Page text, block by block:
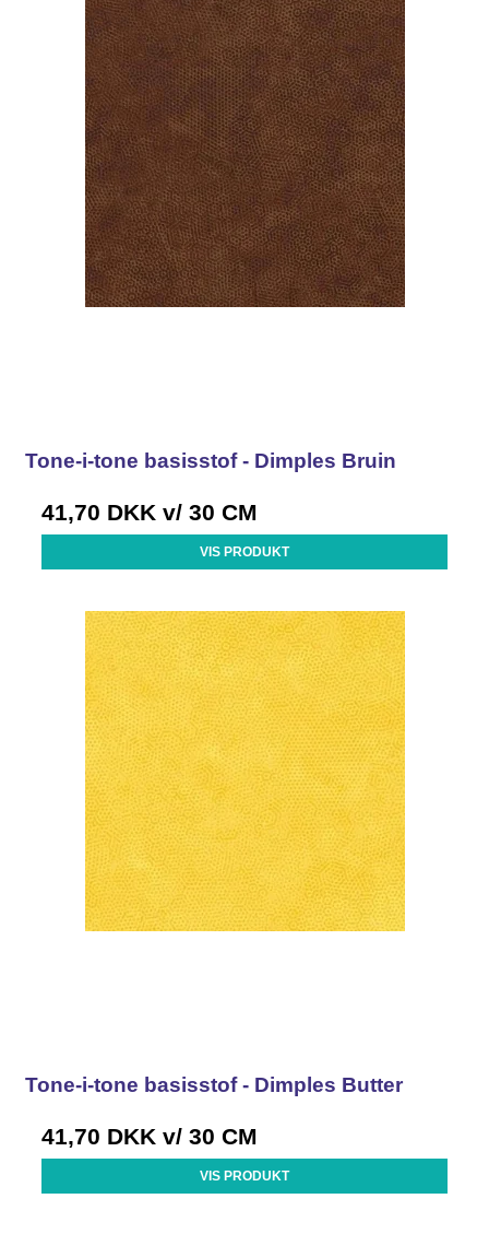
Tone-i-tone basisstof - Dimples Bruin
41,70 DKK v/ 30 CM
VIS PRODUKT
Tone-i-tone basisstof - Dimples Butter
41,70 DKK v/ 30 CM
VIS PRODUKT